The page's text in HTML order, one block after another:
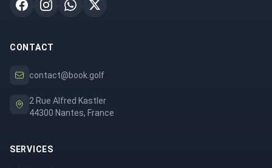
CONTACT
contact@book.golf
2 Rue Alfred Kastler
44300 Nantes, France
SERVICES